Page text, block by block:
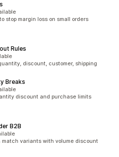
stop margin loss on small orders
Rules
discount, customer, shipping
Breaks
discount and purchase limits
B2B
match variants with volume discount